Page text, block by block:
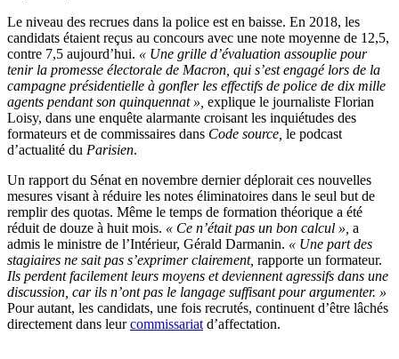
Le niveau des recrues dans la police est en baisse. En 2018, les
candidats étaient reçus au concours avec une note moyenne de 12,5,
contre 7,5 aujourd’hui. « Une grille d’évaluation assouplie pour
tenir la promesse électorale de Macron, qui s’est engagé lors de la
campagne présidentielle à gonfler les effectifs de police de dix mille
agents pendant son quinquennat », explique le journaliste Florian
Loisy, dans une enquête alarmante croisant les inquiétudes des
formateurs et de commissaires dans Code source, le podcast
d’actualité du Parisien.
Un rapport du Sénat en novembre dernier déplorait ces nouvelles
mesures visant à réduire les notes éliminatoires dans le seul but de
remplir des quotas. Même le temps de formation théorique a été
réduit de douze à huit mois. « Ce n’était pas un bon calcul », a
admis le ministre de l’Intérieur, Gérald Darmanin. « Une part des
stagiaires ne sait pas s’exprimer clairement, rapporte un formateur.
Ils perdent facilement leurs moyens et deviennent agressifs dans une
discussion, car ils n’ont pas le langage suffisant pour argumenter. »
Pour autant, les candidats, une fois recrutés, continuent d’être lâchés
directement dans leurcommissariat d’affectation.